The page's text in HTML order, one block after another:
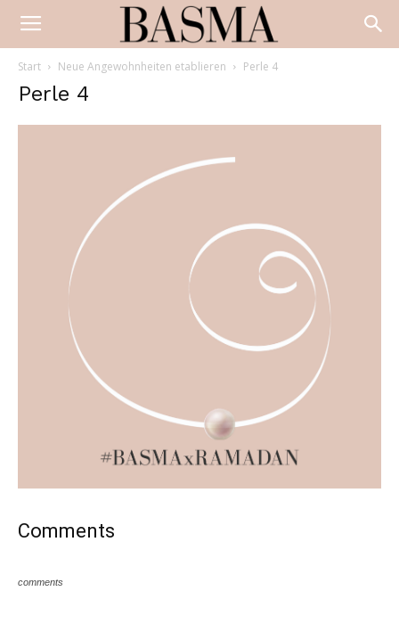
Start Neue Angewohnheiten etablieren Perle 4
Perle 4
Comments
comments